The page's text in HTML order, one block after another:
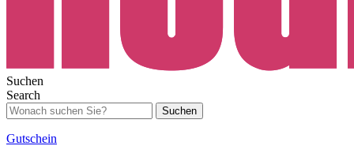
Suchen
Search
Suchen
Gutschein